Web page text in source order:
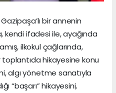
bir annenin
kendi ifadesi ile, ayağında
ilkokul çağlarında,
toplantıda hikayesine konu
algı yönetme sanatıyla
“başarı” hikayesini,